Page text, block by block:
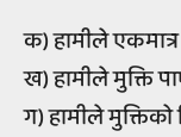
क) हामीले एकमात्र
ख) हामीले मुक्ति
ग) हामीले